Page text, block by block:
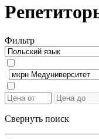
Фильтр
Свернуть поиск